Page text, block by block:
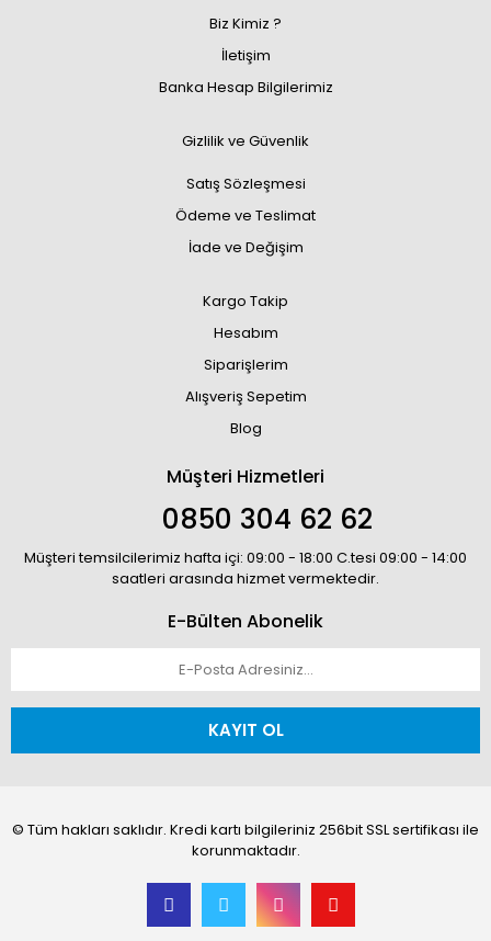
Biz Kimiz ?
İletişim
Banka Hesap Bilgilerimiz
Gizlilik ve Güvenlik
Satış Sözleşmesi
Ödeme ve Teslimat
İade ve Değişim
Kargo Takip
Hesabım
Siparişlerim
Alışveriş Sepetim
Blog
Müşteri Hizmetleri
0850 304 62 62
Müşteri temsilcilerimiz hafta içi: 09:00 - 18:00 C.tesi 09:00 - 14:00
saatleri arasında hizmet vermektedir.
E-Bülten Abonelik
KAYIT OL
© Tüm hakları saklıdır. Kredi kartı bilgileriniz 256bit SSL sertifikası ile
korunmaktadır.